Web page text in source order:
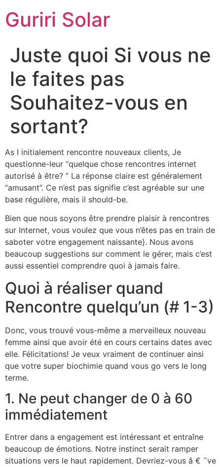
Guriri Solar
Juste quoi Si vous ne
le faites pas
Souhaitez-vous en
sortant?
As I initialement rencontre nouveaux clients, Je
questionne-leur “quelque chose rencontres internet
autorisé à être? ” La réponse claire est généralement
“amusant”. Ce n’est pas signifie c’est agréable sur une
base régulière, mais il should-be.
Bien que nous soyons être prendre plaisir à rencontres
sur Internet, vous voulez que vous n’êtes pas en train de
saboter votre engagement naissante}. Nous avons
beaucoup suggestions sur comment le gérer, mais c’est
aussi essentiel comprendre quoi à jamais faire.
Quoi à réaliser quand
Rencontre quelqu’un (# 1-3)
Donc, vous trouvé vous-même a merveilleux nouveau
femme ainsi que avoir été en cours certains dates avec
elle. Félicitations! Je veux vraiment de continuer ainsi
que votre super biochimie quand vous go vers le long
terme.
1. Ne peut changer de 0 à 60
immédiatement
Entrer dans a engagement est intéressant et entraîne
beaucoup de émotions. Notre instinct serait ramper
situations vers le haut rapidement. Devriez-vous â € ˜ve